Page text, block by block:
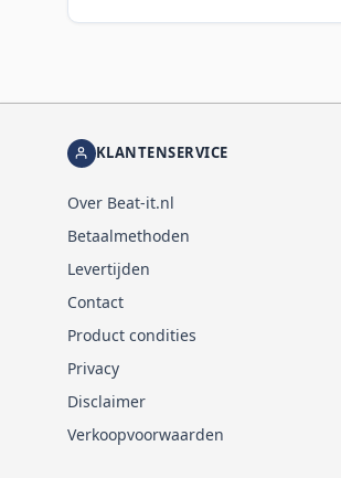
KLANTENSERVICE
Over Beat-it.nl
Betaalmethoden
Levertijden
Contact
Product condities
Privacy
Disclaimer
Verkoopvoorwaarden